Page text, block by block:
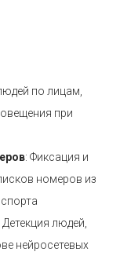
по лицам,
при
: Фиксация и
номеров из
Детекция людей,
нейросетевых